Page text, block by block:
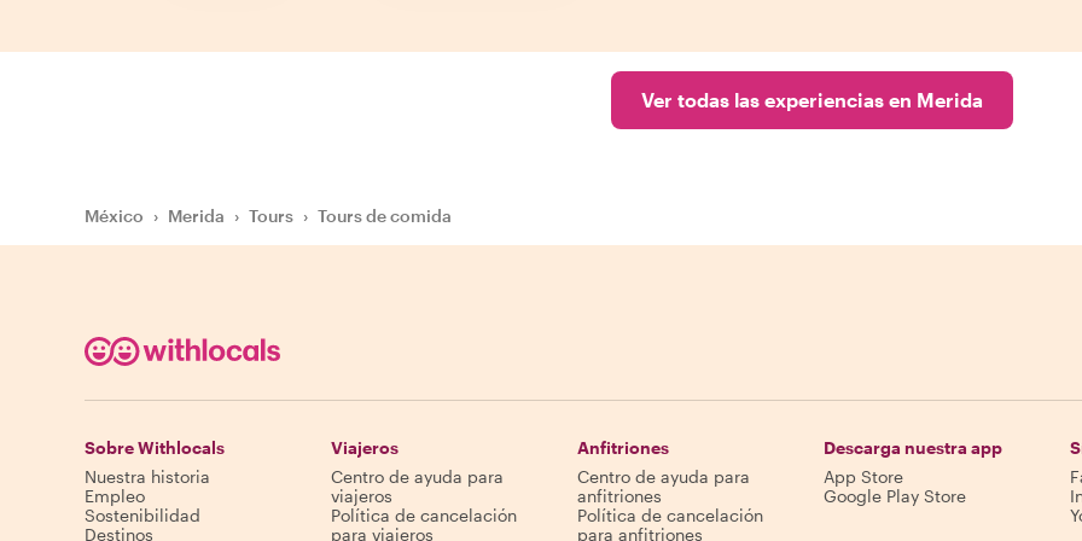
Ver todas las experiencias en Merida
México › Merida › Tours › Tours de comida
Sobre Withlocals
Nuestra historia
Empleo
Sostenibilidad
Destinos
Viajeros
Centro de ayuda para
viajeros
Política de cancelación
para viajeros
Anfitriones
Centro de ayuda para
anfitriones
Política de cancelación
para anfitriones
Descarga nuestra app
App Store
Google Play Store